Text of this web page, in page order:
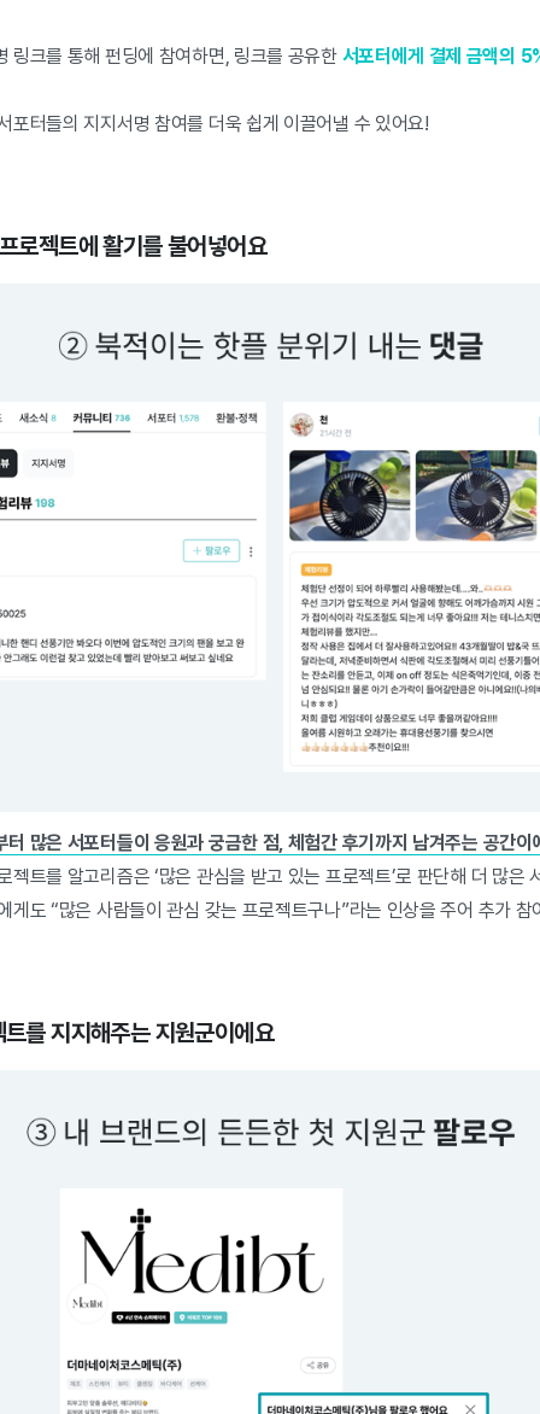
링크를 통해 펀딩에 참여하면, 링크를 공유한 서포터에게 결제 금액의
포터들의 지지서명 참여를 더욱 쉽게 이끌어낼 수 있어요!
젝트에 활기를 불어넣어요
터 많은 서포터들이 응원과 궁금한 점, 체험간 후기까지 남겨주는 공간이
젝트를 알고리즘은 ‘많은 관심을 받고 있는 프로젝트’로 판단해 더 많은
게도 “많은 사람들이 관심 갖는 프로젝트구나”라는 인상을 주어 추가 참
를 지지해주는 지원군이에요